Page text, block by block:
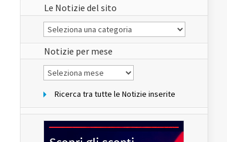
Le Notizie del sito
Le
Notizie
del
sito
Notizie per mese
Notizie
per
Ricerca tra tutte le Notizie inserite